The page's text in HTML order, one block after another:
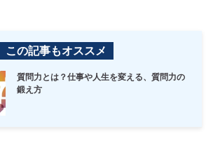
この記事もオススメ
質問力とは？仕事や人生を変える、質問力の
鍛え方